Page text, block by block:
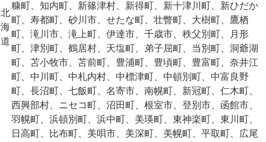
北
海
道
糠町、知内町、新篠津村、新得町、新十津川町、新ひだか
町、寿都町、砂川市、せたな町、壮瞥町、大樹町、鷹栖
町、滝川市、滝上町、伊達市、千歳市、秩父別町、月形
町、津別町、鶴居村、天塩町、弟子屈町、当別町、洞爺湖
町、苫小牧市、苫前町、豊浦町、豊頃町、豊富町、奈井江
町、中川町、中札内村、中標津町、中頓別町、中富良野
町、長沼町、七飯町、名寄市、南幌町、新冠町、仁木町、
西興部村、ニセコ町、沼田町、根室市、登別市、函館市、
羽幌町、浜頓別町、浜中町、美瑛町、東神楽町、東川町、
日高町、比布町、美唄市、美深町、美幌町、平取町、広尾